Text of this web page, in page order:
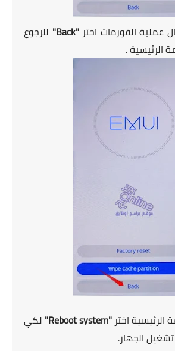
عملية الفورمات اختر "Back"
للرجوع
الرئيسية .
الرئيسية اختر "Reboot system"
لكي
الجهاز.